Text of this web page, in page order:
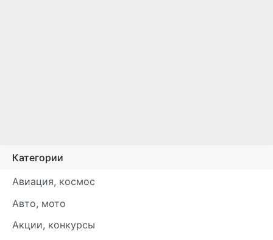
Категории
Авиация, космос
Авто, мото
Акции, конкурсы